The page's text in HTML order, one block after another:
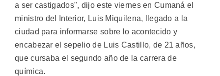
a ser castigados", dijo este viernes en Cumaná el
ministro del Interior, Luis Miquilena, llegado a la
ciudad para informarse sobre lo acontecido y
encabezar el sepelio de Luis Castillo, de 21 años,
que cursaba el segundo año de la carrera de
química.